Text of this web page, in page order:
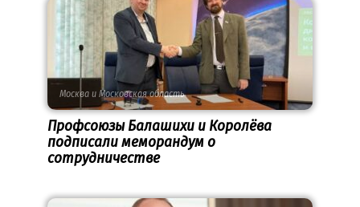
Москва и Московская область
Профсоюзы Балашихи и Королёва
подписали меморандум о
сотрудничестве